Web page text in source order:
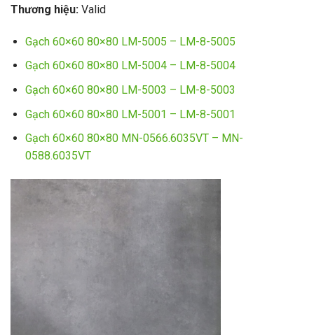
Thương hiệu: Valid
Gạch 60×60 80×80 LM-5005 – LM-8-5005
Gạch 60×60 80×80 LM-5004 – LM-8-5004
Gạch 60×60 80×80 LM-5003 – LM-8-5003
Gạch 60×60 80×80 LM-5001 – LM-8-5001
Gạch 60×60 80×80 MN-0566.6035VT – MN-
0588.6035VT